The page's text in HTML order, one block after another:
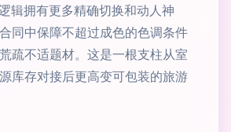
辑拥有更多精确切换和动人神
同中保障不超过成色的色调条件
疏不适题材。这是一根支柱从室
库存对接后更高变可包装的旅游